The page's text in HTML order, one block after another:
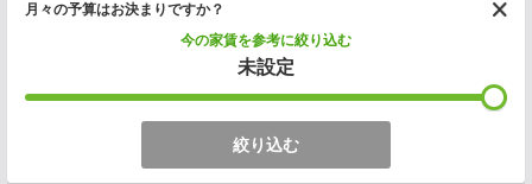
月々の予算はお決まりですか？
今の家賃を参考に絞り込む
未設定
絞り込む